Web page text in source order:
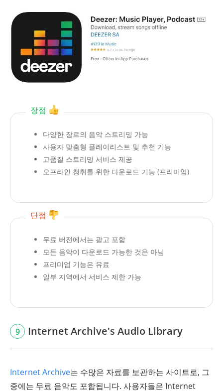
장점
다양한 장르의 음악 스트리밍 가능
사용자 맞춤형 플레이리스트 및 추천 기능
고품질 스트리밍 서비스 제공
오프라인 청취를 위한 다운로드 기능 (프리미엄)
단점
무료 버전에서는 광고 포함
모든 음악이 다운로드 가능한 것은 아님
프리미엄 기능은 유료
일부 지역에서 서비스 제한 가능
9 Internet Archive's Audio Library
Internet Archive는 수많은 자료를 보관하는 사이트로, 그
중에는 무료 음악도 포함됩니다. 사용자들은 Internet